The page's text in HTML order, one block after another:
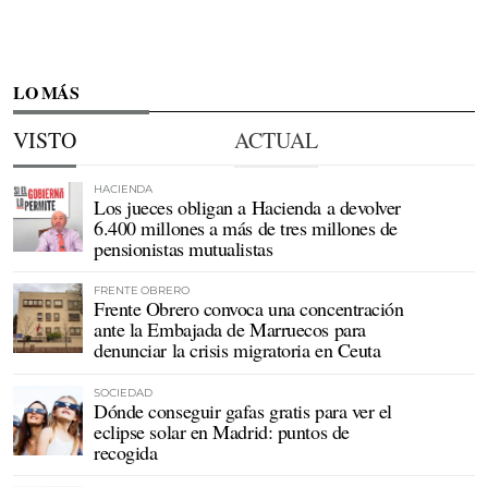
LO MÁS
VISTO ACTUAL
HACIENDA
Los jueces obligan a Hacienda a devolver
6.400 millones a más de tres millones de
pensionistas mutualistas
FRENTE OBRERO
Frente Obrero convoca una concentración
ante la Embajada de Marruecos para
denunciar la crisis migratoria en Ceuta
SOCIEDAD
Dónde conseguir gafas gratis para ver el
eclipse solar en Madrid: puntos de
recogida